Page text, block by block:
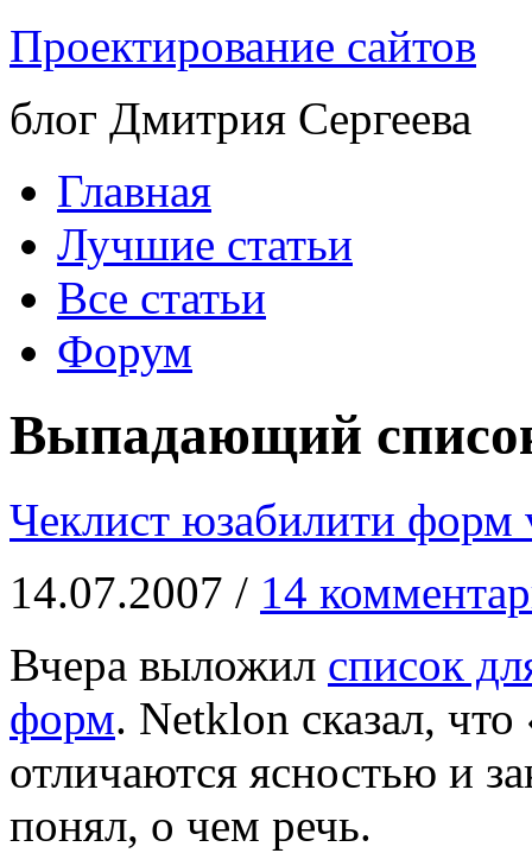
Проектирование сайтов
блог Дмитрия Сергеева
Главная
Лучшие статьи
Все статьи
Форум
Выпадающий
Чеклист юзабилити форм
14.07.2007 / 14
Вчера выложил список
форм. Netklon сказал,
отличаются ясностью и
понял, о чем речь.